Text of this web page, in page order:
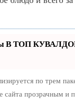
В ТОП
по трем
сайта прозрачным